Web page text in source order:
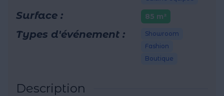
Surface : 85 m²
Types d'événement :
Showroom
Fashion
Boutique
Description